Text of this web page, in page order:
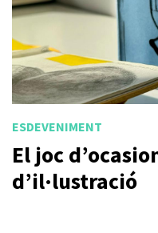
ESDEVENIMENT
El joc
d’il·lustració